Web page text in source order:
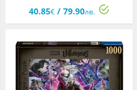
40.85€/ 79.90лв.